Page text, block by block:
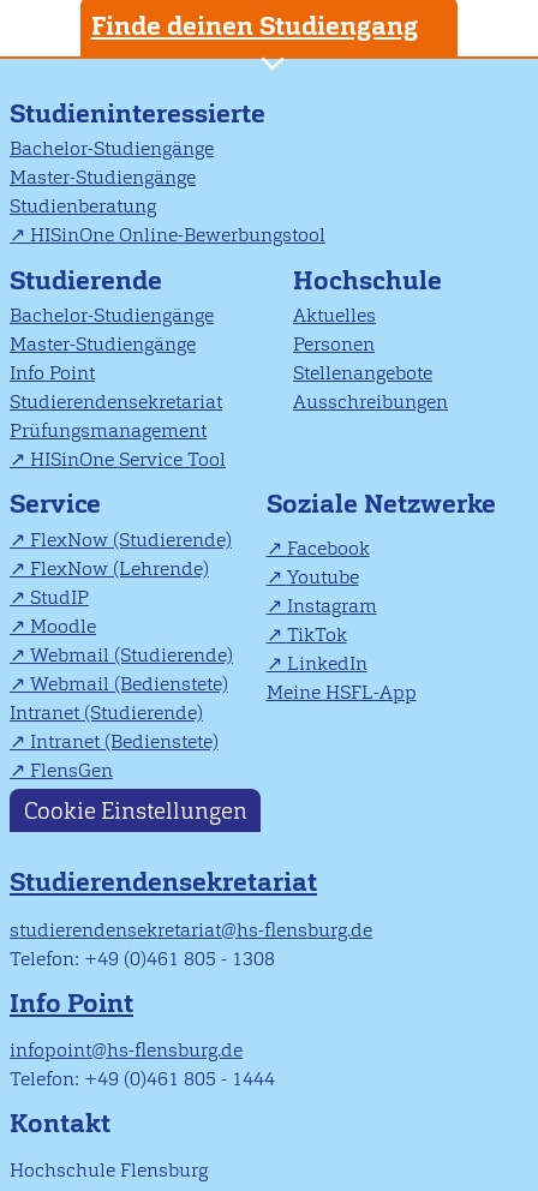
Finde deinen Studiengang
Studieninteressierte
Bachelor-Studiengänge
Master-Studiengänge
Studienberatung
HISinOne Online-Bewerbungstool
Studierende
Bachelor-Studiengänge
Master-Studiengänge
Info Point
Studierendensekretariat
Prüfungsmanagement
HISinOne Service Tool
Hochschule
Aktuelles
Personen
Stellenangebote
Ausschreibungen
Service
FlexNow (Studierende)
FlexNow (Lehrende)
StudIP
Moodle
Webmail (Studierende)
Webmail (Bedienstete)
Intranet (Studierende)
Intranet (Bedienstete)
FlensGen
Soziale Netzwerke
Facebook
Youtube
Instagram
TikTok
LinkedIn
Meine HSFL-App
Cookie Einstellungen
Studierendensekretariat
studierendensekretariat@hs-flensburg.de
Telefon: +49 (0)461 805 - 1308
Info Point
infopoint@hs-flensburg.de
Telefon: +49 (0)461 805 - 1444
Kontakt
Hochschule Flensburg